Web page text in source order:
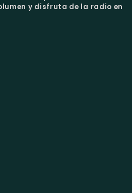
y disfruta de la radio en